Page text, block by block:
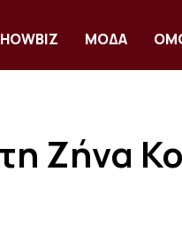
ΜΟΔΑ
Ζήνα